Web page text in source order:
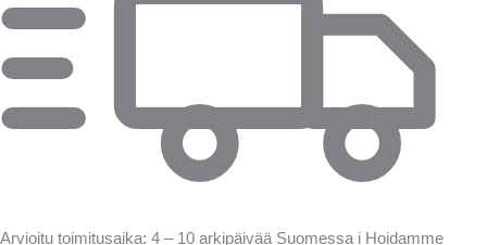
Arvioitu toimitusaika: 4 – 10 arkipäivää Suomessa i Hoidamme